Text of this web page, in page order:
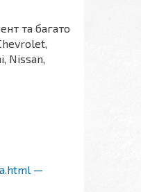
та багато
Nissan,
—